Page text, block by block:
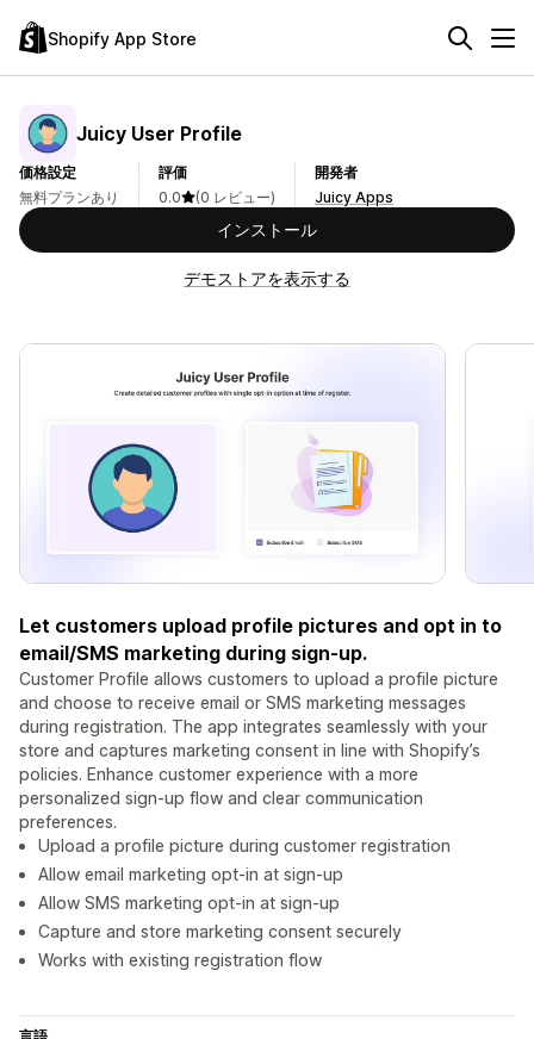
Shopify App Store
Juicy User Profile
価格設定
無料プランあり
評価
0.0
(0 レビュー)
開発者
Juicy Apps
インストール
デモストアを表示する
Let customers upload profile pictures and opt in to
email/SMS marketing during sign-up.
Customer Profile allows customers to upload a profile picture
and choose to receive email or SMS marketing messages
during registration. The app integrates seamlessly with your
store and captures marketing consent in line with Shopify’s
policies. Enhance customer experience with a more
personalized sign-up flow and clear communication
preferences.
Upload a profile picture during customer registration
Allow email marketing opt-in at sign-up
Allow SMS marketing opt-in at sign-up
Capture and store marketing consent securely
Works with existing registration flow